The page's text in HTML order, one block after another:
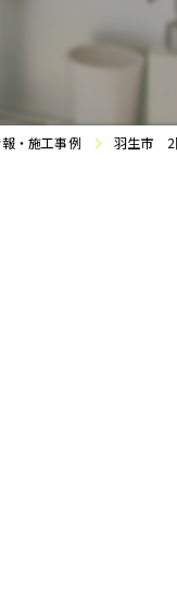
・施工事例 羽生市 2